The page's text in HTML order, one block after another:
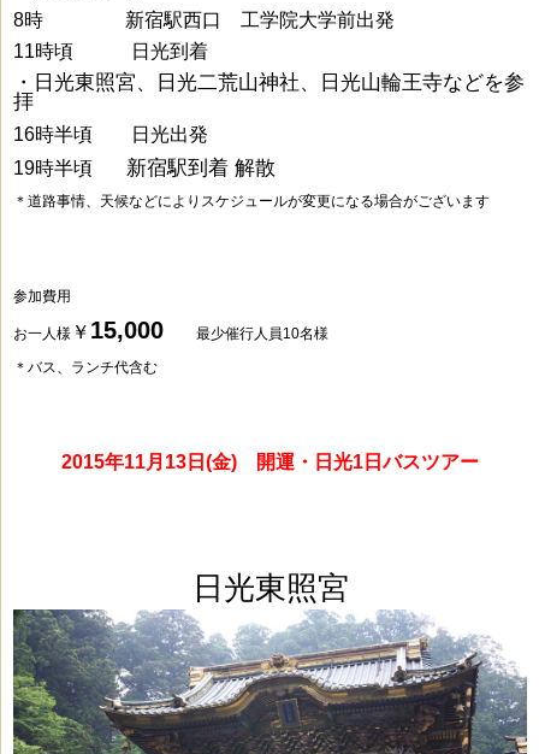
8時 新宿駅西口 工学院大学前出発
11時頃 日光到着
・日光東照宮、日光二荒山神社、日光山輪王寺などを参
拝
16時半頃 日光出発
19時半頃 新宿駅到着 解散
＊道路事情、天候などによりスケジュールが変更になる場合がございます
参加費用
お一人様 ￥ 15,000 最少催行人員10名様
＊バス、ランチ代含む
2015年11月13日(金) 開運・日光1日バスツアー
日光東照宮